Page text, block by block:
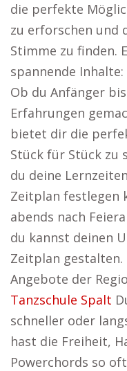
die perfekte
zu erforschen und
Stimme zu finden.
spannende Inhalte:
Ob du Anfänger
Erfahrungen
bietet dir die
Stück für Stück zu
du deine
Zeitplan festlegen
abends nach
du kannst deinen
Zeitplan
Angebote der
Tanzschule Spalt
schneller oder
hast die Freiheit,
Powerchords so